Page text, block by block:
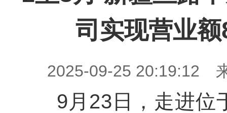
司实现营业
2025-09-25 20:19:12
9月23日，走进位